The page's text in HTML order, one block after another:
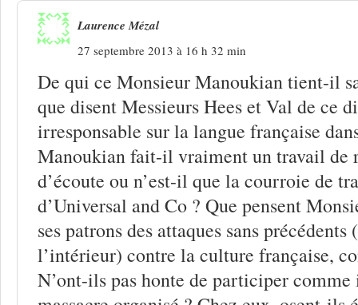
Laurence Mézal
27 septembre 2013 à 16 h 32 min
De qui ce Monsieur Manoukian tient-il
que disent Messieurs Hees et Val de ce
irresponsable sur la langue française
Manoukian fait-il vraiment un travail de
d’écoute ou n’est-il que la courroie de
d’Universal and Co ? Que pensent
ses patrons des attaques sans
l’intérieur) contre la culture française,
N’ont-ils pas honte de participer